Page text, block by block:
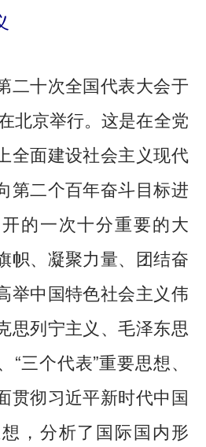
十次全国代表大会于
北京举行。这是在全党
全面建设社会主义现代
第二个百年奋斗目标进
的一次十分重要的大
帜、凝聚力量、团结奋
举中国特色社会主义伟
思列宁主义、毛泽东思
三个代表”重要思想、
贯彻习近平新时代中国
，分析了国际国内形